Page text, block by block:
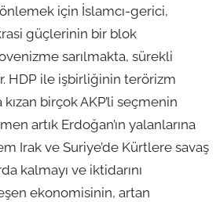
için İslamcı-gerici,
güçlerinin bir blok
sarılmakta, sürekli
HDP ile işbirliğinin terörizm
kızan birçok AKP’li seçmenin
artık Erdoğan’ın yalanlarına
Irak ve Suriye’de Kürtlere savaş
kalmayı ve iktidarını
ekonomisinin, artan